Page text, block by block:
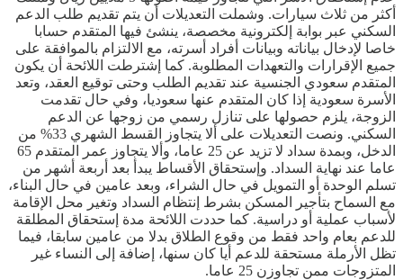
أكثر من ثلاث سيارات. وشملت التعديلات أن يتم تقديم طلب الدعم
السكني عبر بوابة إلكترونية مخصصة، ينشئ فيها المتقدم حسابا
خاصا لإدخال بياناته وبيانات أفراد أسرته، مع الالتزام بالموافقة على
جميع الإقرارات والتعهدات المطلوبة. كما إشترطت اللائحة أن يكون
المتقدم سعودي الجنسية عند تقديم الطلب وحتى توقيع العقد، وتعد
الأسرة سعودية إذا كان المتقدم عنها سعوديا، وفي حال تقدمت
الزوجة، يلزم حصولها على تنازل رسمي من زوجها عن الدعم
السكني. ونصت التعديلات على ألا يتجاوز القسط الشهري 33% من
الدخل، وبمدة سداد لا تزيد عن 25 عاما، وألا يتجاوز عمر المتقدم 65
عاما عند نهاية السداد. وإستحقاق الأقساط يبدأ بعد أربعة أشهر من
تسلم الوحدة أو التمويل في حال الشراء، وبعد عامين في حال البناء،
مع السماح بتأجير المسكن بشرط إنتظام السداد وتغير محل الإقامة
لأسباب عملية أو دراسية. كما حددت اللائحة مدة إستحقاق المطلقة
للدعم بعام واحد فقط من وقوع الطلاق بدلا من عامين سابقا، فيما
تظل الأرملة مستحقة للدعم أيا كان سنها، إضافة إلى النساء غير
المتزوجات ممن تجاوزن 25 عاما.